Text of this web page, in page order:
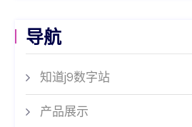
导航
知道j9数字站
产品展示